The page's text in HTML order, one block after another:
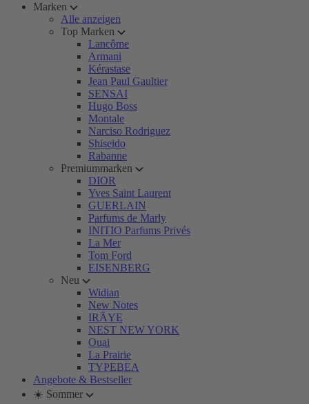
Marken
Alle anzeigen
Top Marken
Lancôme
Armani
Kérastase
Jean Paul Gaultier
SENSAI
Hugo Boss
Montale
Narciso Rodriguez
Shiseido
Rabanne
Premiummarken
DIOR
Yves Saint Laurent
GUERLAIN
Parfums de Marly
INITIO Parfums Privés
La Mer
Tom Ford
EISENBERG
Neu
Widian
New Notes
IRÄYE
NEST NEW YORK
Ouai
La Prairie
TYPEBEA
Angebote & Bestseller
☀️ Sommer